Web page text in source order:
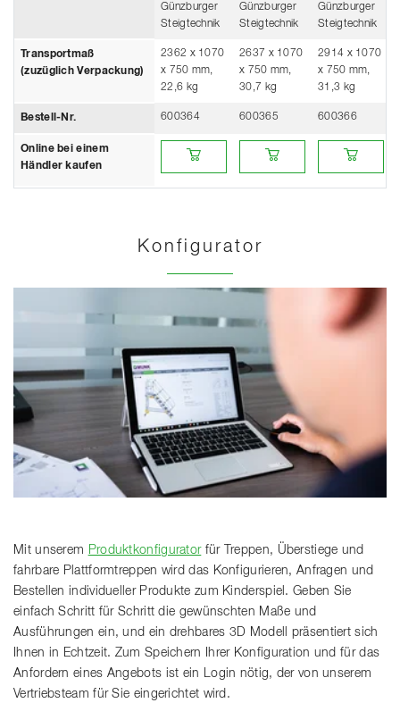
Günzburger
Steigtechnik
Günzburger
Steigtechnik
Günzburger
Steigtechnik
Transportmaß
(zuzüglich Verpackung)
2362 x 1070
x 750 mm,
22,6 kg
2637 x 1070
x 750 mm,
30,7 kg
2914 x 1070
x 750 mm,
31,3 kg
Bestell-Nr. 600364 600365 600366
Online bei einem
Händler kaufen
Online bei einem Händler kaufen
Online bei einem Händler
Online bei
Konfigurator
Mit unserem Produktkonfiguratorfür Treppen, Überstiege und
fahrbare Plattformtreppen wird das Konfigurieren, Anfragen und
Bestellen individueller Produkte zum Kinderspiel. Geben Sie
einfach Schritt für Schritt die gewünschten Maße und
Ausführungen ein, und ein drehbares 3D Modell präsentiert sich
Ihnen in Echtzeit. Zum Speichern Ihrer Konfiguration und für das
Anfordern eines Angebots ist ein Login nötig, der von unserem
Vertriebsteam für Sie eingerichtet wird.